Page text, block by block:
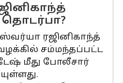
தொடர்பா?
ரஜினிகாந்த்
வழக்கில் சம்மந்தப்பட்ட
மீது போலீசார்